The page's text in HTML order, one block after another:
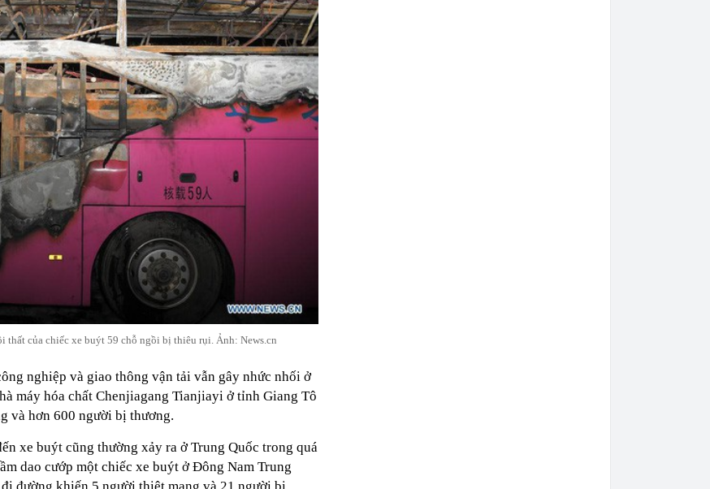
thất của chiếc xe buýt 59 chỗ ngồi bị thiêu rụi. Ảnh: News.cn
nghiệp và giao thông vận tải vẫn gây nhức nhối ở
máy hóa chất Chenjiagang Tianjiayi ở tỉnh Giang Tô
và hơn 600 người bị thương.
xe buýt cũng thường xảy ra ở Trung Quốc trong quá
dao cướp một chiếc xe buýt ở Đông Nam Trung